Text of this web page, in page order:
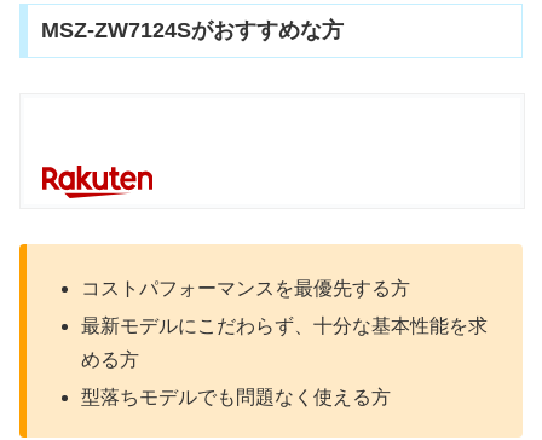
MSZ-ZW7124Sがおすすめな方
コストパフォーマンスを最優先する方
最新モデルにこだわらず、十分な基本性能を求
める方
型落ちモデルでも問題なく使える方